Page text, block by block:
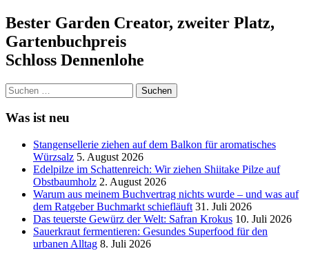
Bester Garden Creator, zweiter Platz,
Gartenbuchpreis
Schloss Dennenlohe
Suchen
nach:
Was ist neu
Stangensellerie ziehen auf dem Balkon für aromatisches
Würzsalz 5. August 2026
Edelpilze im Schattenreich: Wir ziehen Shiitake Pilze auf
Obstbaumholz 2. August 2026
Warum aus meinem Buchvertrag nichts wurde – und was auf
dem Ratgeber Buchmarkt schiefläuft 31. Juli 2026
Das teuerste Gewürz der Welt: Safran Krokus 10. Juli 2026
Sauerkraut fermentieren: Gesundes Superfood für den
urbanen Alltag 8. Juli 2026